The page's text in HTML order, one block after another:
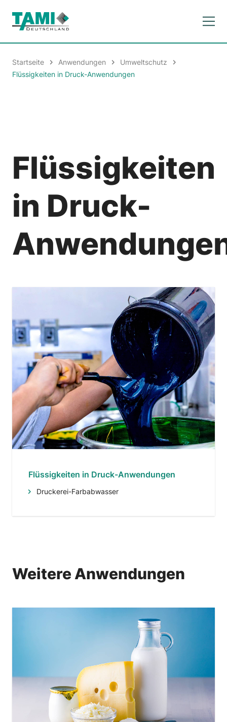
Startseite Anwendungen
Umweltschutz
Flüssigkeiten in Druck-Anwendungen
Flüssigkeiten
in Druck-
Flüssigkeiten in Druck-Anwendungen
Druckerei-Farbabwasser
Weitere Anwendungen